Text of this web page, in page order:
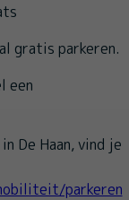
gratis parkeren.
een
De Haan, vind je
parkeren